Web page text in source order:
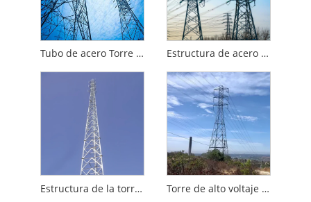
Tubo de acero Torre eléctrica Línea de transmisión Torre de acero Estructura de acero de línea de transmisión
Estructura de la torre de tubería de acero Torre de alto voltaje recta